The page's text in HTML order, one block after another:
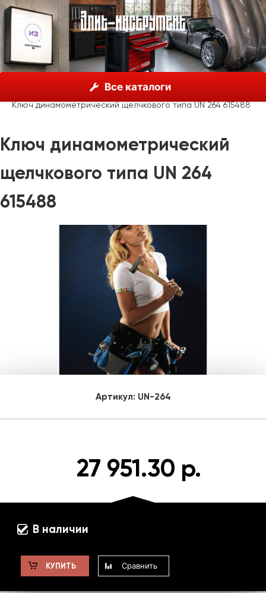
Все каталоги
Unior, Словения
Мерительный инструмент
Динамометрические ключи
Ключ динамометрический щелчкового типа UN 264 615488
Ключ динамометрический
щелчкового типа UN 264
615488
Артикул: UN-264
27 951.30 р.
В наличии
КУПИТЬ Сравнить